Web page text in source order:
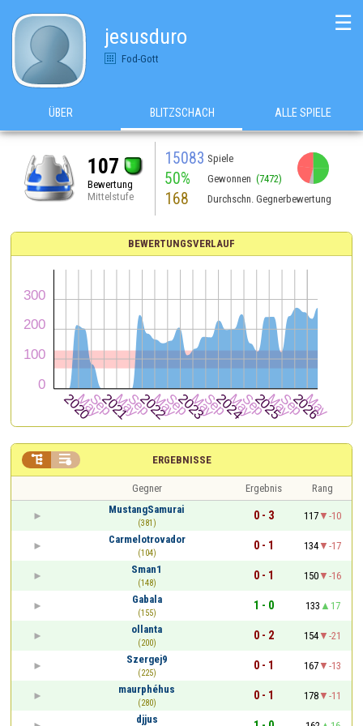
jesusduro
Fod-Gott
☰
ÜBER BLITZSCHACH ALLE SPIELE
107
Bewertung
Mittelstufe
15083 Spiele
50% Gewonnen (7472)
168 Durchschn. Gegnerbewertung
BEWERTUNGSVERLAUF
ERGEBNISSE
 
Gegner Ergebnis
Rang
MustangSamurai
(381)
0 - 3 117
-10
Carmelotrovador
(104)
0 - 1 134
-17
Sman1
(148)
0 - 1 150
-16
Gabala
(155)
1 - 0 133
17
ollanta
(200)
0 - 2 154
-21
Szergej9
(225)
0 - 1 167
-13
maurphéhus
(280)
0 - 1 178
-11
djjus